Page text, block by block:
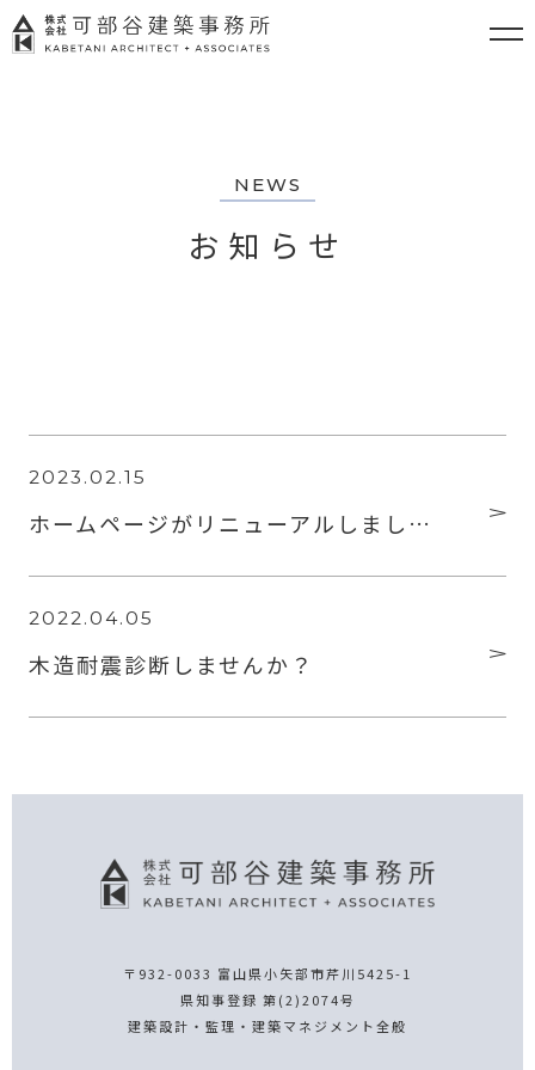
NEWS
お知らせ
2023.02.15
ホームページがリニューアルしまし…
2022.04.05
木造耐震診断しませんか？
〒932-0033 富山県小矢部市芹川5425-1
県知事登録 第(2)2074号
建築設計・監理・建築マネジメント全般